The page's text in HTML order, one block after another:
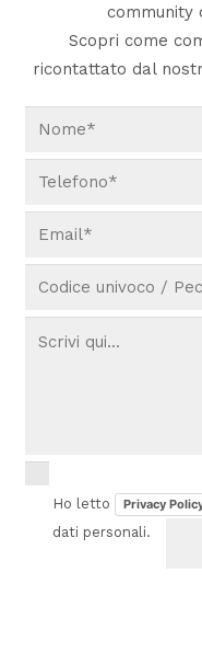
community
Scopri come
ricontattato dal
Ho letto Privacy
dati personali.